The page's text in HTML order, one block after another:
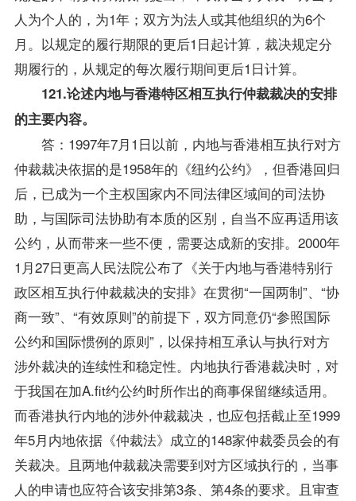
人为个人的，为1年；双方为法人或其他组织的为6个
月。以规定的履行期限的更后1日起计算，裁决规定分
期履行的，从规定的每次履行期间更后1日计算。
121.论述内地与香港特区相互执行仲裁裁决的安排
的主要内容。
答：1997年7月1日以前，内地与香港相互执行对方
仲裁裁决依据的是1958年的《纽约公约》，但香港回归
后，已成为一个主权国家内不同法律区域间的司法协
助，与国际司法协助有本质的区别，自当不应再适用该
公约，从而带来一些不便，需要达成新的安排。2000年
1月27日更高人民法院公布了《关于内地与香港特别行
政区相互执行仲裁裁决的安排》在贯彻“一国两制”、“协
商一致”、“有效原则”的前提下，双方同意仍“参照国际
公约和国际惯例的原则”，以保持相互承认与执行对方
涉外裁决的连续性和稳定性。内地执行香港裁决时，对
于我国在加A.fit约公约时所作出的商事保留继续适用。
而香港执行内地的涉外仲裁裁决，也应包括截止至1999
年5月内地依据《仲裁法》成立的148家仲裁委员会的有
关裁决。且两地仲裁裁决需要到对方区域执行的，当事
人的申请也应符合该安排第3条、第4条的要求。且审查